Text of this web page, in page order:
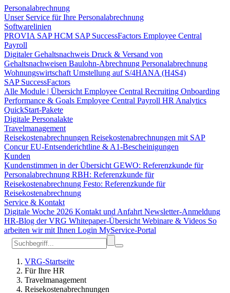
Personalabrechnung
Unser Service für Ihre Personalabrechnung
Softwarelinien
PROVIA SAP HCM SAP SuccessFactors Employee Central
Payroll
Digitaler Gehaltsnachweis Druck & Versand von
Gehaltsnachweisen Baulohn-Abrechnung Personalabrechnung
Wohnungswirtschaft Umstellung auf S/4HANA (H4S4)
SAP SuccessFactors
Alle Module | Übersicht Employee Central Recruiting Onboarding
Performance & Goals Employee Central Payroll HR Analytics
QuickStart-Pakete
Digitale Personalakte
Travelmanagement
Reisekostenabrechnungen Reisekostenabrechnungen mit SAP
ConcurEU-Entsenderichtline & A1-Bescheinigungen
Kunden
Kundenstimmen in der Übersicht GEWO: Referenzkunde für
Personalabrechnung RBH: Referenzkunde für
Reisekostenabrechnung Festo: Referenzkunde für
Reisekostenabrechnung
Service & Kontakt
Digitale Woche 2026 Kontakt und Anfahrt Newsletter-Anmeldung
HR-Blog der VRG Whitepaper-Übersicht Webinare & Videos So
arbeiten wir mit Ihnen Login MyService-Portal
VRG-Startseite
Für Ihre HR
Travelmanagement
Reisekostenabrechnungen